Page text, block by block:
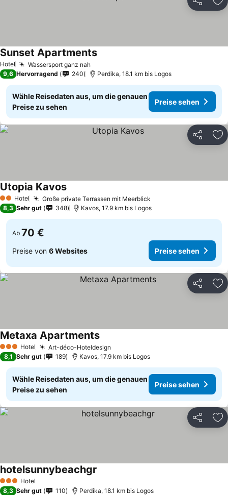
Teilen
Hotel Wassersport ganz nah
Sunset Apartments
9,6 Hervorragend 240 Perdika, 18.1 km bis Logos
Wähle Reisedaten aus, um die genauen
Preise zu sehen
Preise sehen
Teilen
2 Sterne
Hotel Große private Terrassen mit Meerblick
Utopia Kavos
8,3 Sehr gut 348 Kavos, 17.9 km bis Logos
Ab 70 €
Preise von 6 Websites Preise sehen
Teilen
3 SterneHotel Art-déco-Hoteldesign
Metaxa Apartments
8,1 Sehr gut 189 Kavos, 17.9 km bis Logos
Wähle Reisedaten aus, um die genauen
Preise zu sehen
Preise sehen
Teilen
3 SterneHotel
hotelsunnybeachgr
8,3 Sehr gut 110 Perdika, 18.1 km bis Logos